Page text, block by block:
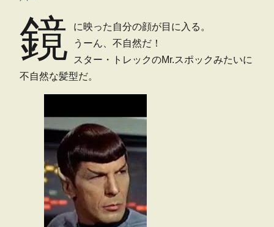
鏡
に映った自分の顔が目に入る。
うーん、不自然だ！
スター・トレックのMr.スポックみたいに
不自然な髪型だ。